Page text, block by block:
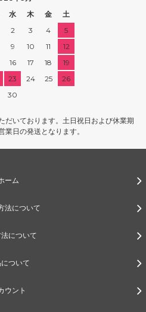
水 木 金
土
2 3 4
5
9 10 11
12
16 17 18
19
23 24 25
26
30
だいております。土日祝日および休業期
業日の発送となります。
ーム
法について
について
ついて
ウント